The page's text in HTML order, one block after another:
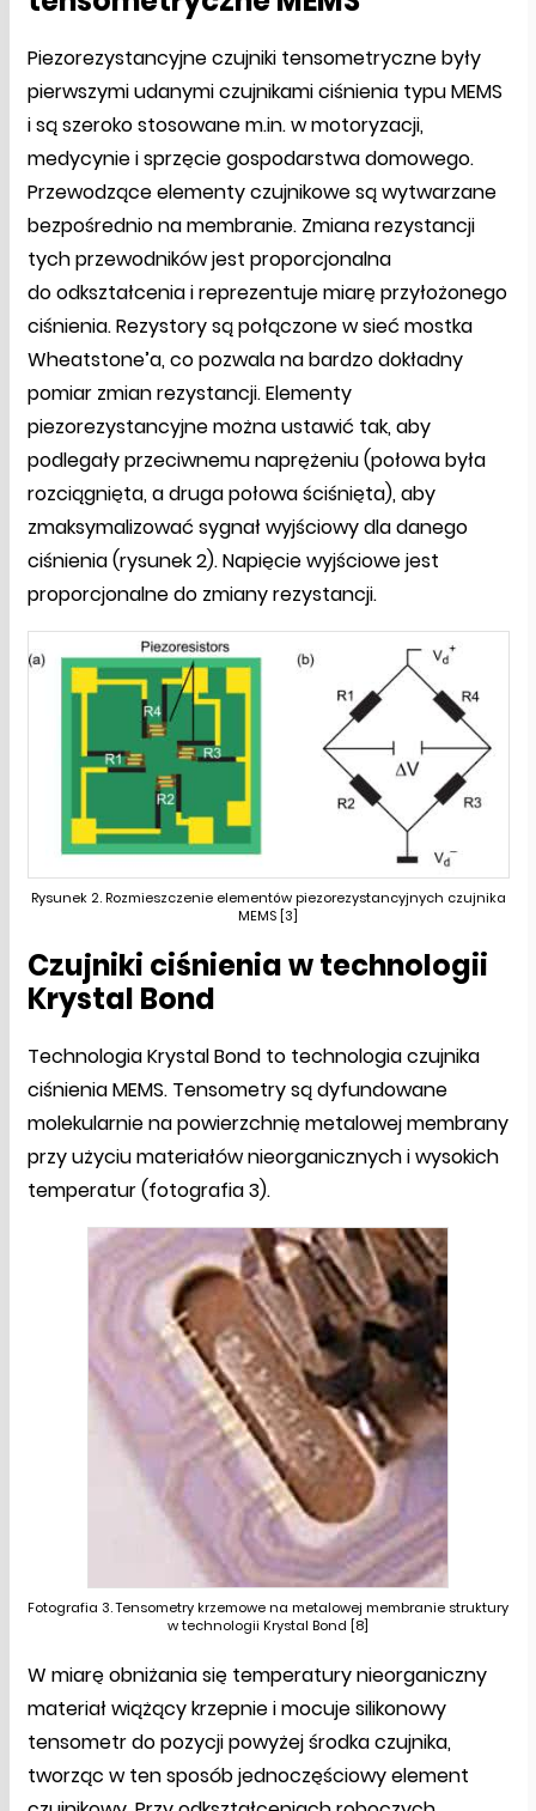
Piezorezystancyjne czujniki tensometryczne były
pierwszymi udanymi czujnikami ciśnienia typu MEMS
i są szeroko stosowane m.in. w motoryzacji,
medycynie i sprzęcie gospodarstwa domowego.
Przewodzące elementy czujnikowe są wytwarzane
bezpośrednio na membranie. Zmiana rezystancji
tych przewodników jest proporcjonalna
do odkształcenia i reprezentuje miarę przyłożonego
ciśnienia. Rezystory są połączone w sieć mostka
Wheatstone’a, co pozwala na bardzo dokładny
pomiar zmian rezystancji. Elementy
piezorezystancyjne można ustawić tak, aby
podlegały przeciwnemu naprężeniu (połowa była
rozciągnięta, a druga połowa ściśnięta), aby
zmaksymalizować sygnał wyjściowy dla danego
ciśnienia (rysunek 2). Napięcie wyjściowe jest
proporcjonalne do zmiany rezystancji.
Rysunek 2. Rozmieszczenie elementów piezorezystancyjnych czujnika
MEMS [3]
Czujniki ciśnienia w technologii
Krystal Bond
Technologia Krystal Bond to technologia czujnika
ciśnienia MEMS. Tensometry są dyfundowane
molekularnie na powierzchnię metalowej membrany
przy użyciu materiałów nieorganicznych i wysokich
temperatur (fotografia 3).
Fotografia 3. Tensometry krzemowe na metalowej membranie struktury
w technologii Krystal Bond [8]
W miarę obniżania się temperatury nieorganiczny
materiał wiążący krzepnie i mocuje silikonowy
tensometr do pozycji powyżej środka czujnika,
tworząc w ten sposób jednoczęściowy element